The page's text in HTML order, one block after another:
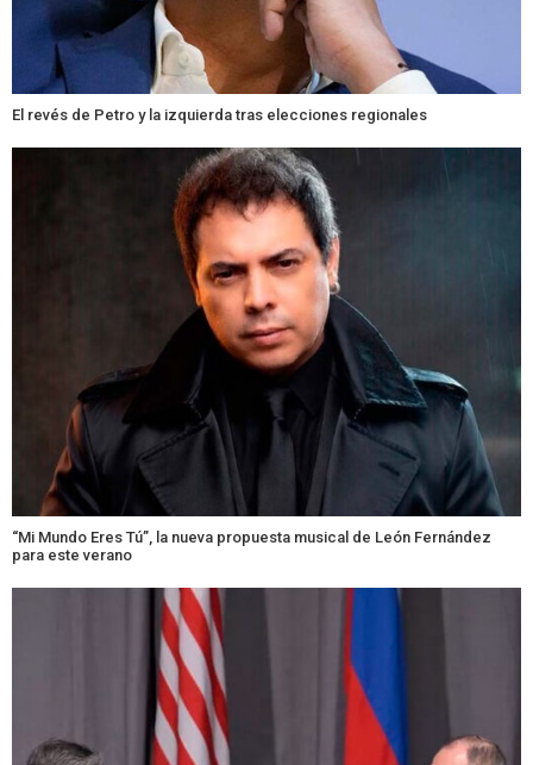
El revés de Petro y la izquierda tras elecciones regionales
“Mi Mundo Eres Tú”, la nueva propuesta musical de León Fernández
para este verano